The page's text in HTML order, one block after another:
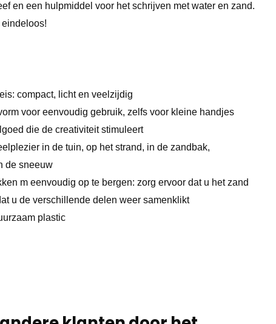
en een hulpmiddel voor het schrijven met water en zand.
compact, licht en veelzijdig
voor eenvoudig gebruik, zelfs voor kleine handjes
die de creativiteit stimuleert
in de tuin, op het strand, in de zandbak,
de sneeuw
m eenvoudig op te bergen: zorg ervoor dat u het zand
u de verschillende delen weer samenklikt
plastic